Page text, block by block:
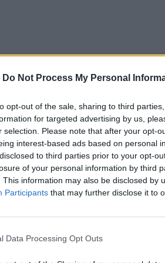
Do Not Process My Personal
opt-out of the sale, sharing to third
for targeted advertising by us,
selection. Please note that after your opt-
interest-based ads based on personal
to third parties prior to your opt-
of your personal information by third
This information may also be disclosed by
Participants that may further disclose it to
Data Processing Opt Outs
je naozaj zlatá chvíľka…
obrovským hitom. Toto video
si, že niečo takto nádherné by si
nám do komentárov a